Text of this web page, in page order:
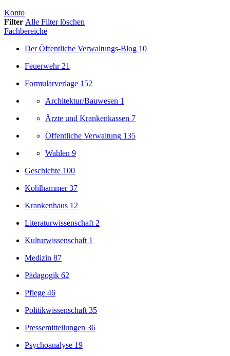
Konto
Filter Alle Filter löschen
Fachbereiche
Der Öffentliche Verwaltungs-Blog 10
Feuerwehr 21
Formularverlage 152
Architektur/Bauwesen 1
Ärzte und Krankenkassen 7
Öffentliche Verwaltung 135
Wahlen 9
Geschichte 100
Kohlhammer 37
Krankenhaus 12
Literaturwissenschaft 2
Kulturwissenschaft 1
Medizin 87
Pädagogik 62
Pflege 46
Politikwissenschaft 35
Pressemitteilungen 36
Psychoanalyse 19